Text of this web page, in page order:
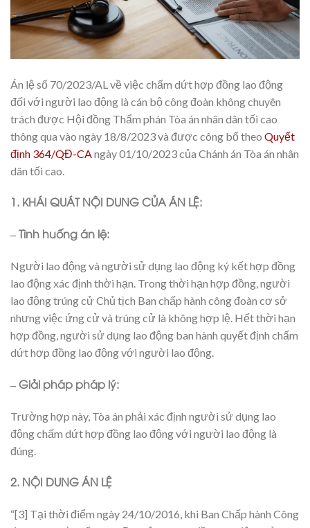
Án lệ số 70/2023/AL về việc chấm dứt hợp đồng lao động
đối với người lao động là cán bộ công đoàn không chuyên
trách được Hội đồng Thẩm phán Tòa án nhân dân tối cao
thông qua vào ngày 18/8/2023 và được công bố theo Quyết
định 364/QĐ-CA ngày 01/10/2023 của Chánh án Tòa án nhân
dân tối cao.
1. KHÁI QUÁT NỘI DUNG CỦA ÁN LỆ:
– Tình huống án lệ:
Người lao động và người sử dụng lao động ký kết hợp đồng
lao động xác định thời hạn. Trong thời hạn hợp đồng, người
lao động trúng cử Chủ tịch Ban chấp hành công đoàn cơ sở
nhưng việc ứng cử và trúng cử là không hợp lệ. Hết thời hạn
hợp đồng, người sử dụng lao động ban hành quyết định chấm
dứt hợp đồng lao động với người lao động.
– Giải pháp pháp lý:
Trường hợp này, Tòa án phải xác định người sử dụng lao
động chấm dứt hợp đồng lao động với người lao động là
đúng.
2. NỘI DUNG ÁN LỆ
“[3] Tại thời điểm ngày 24/10/2016, khi Ban Chấp hành Công